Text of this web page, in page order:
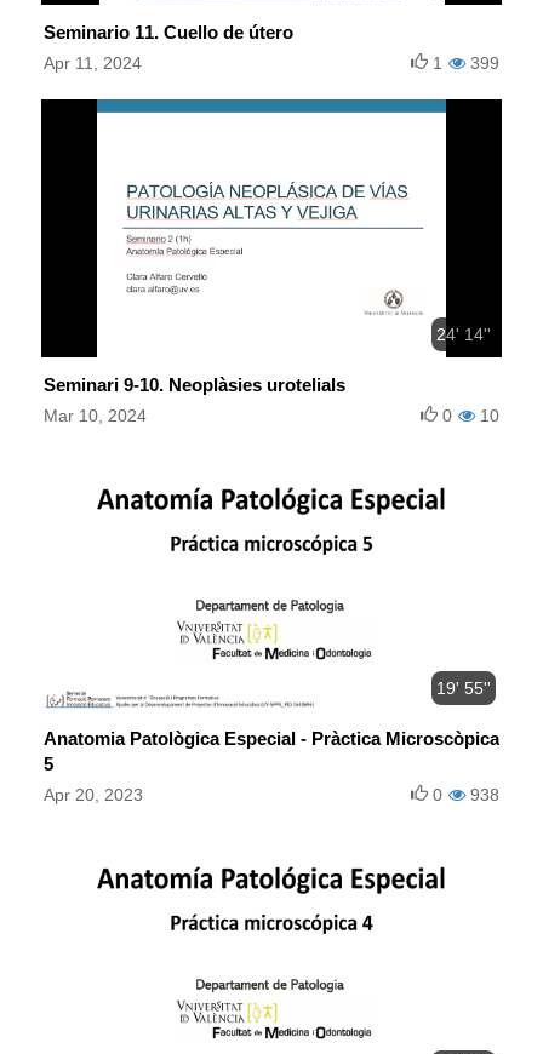
Seminario 11. Cuello de útero
Apr 11, 2024 399
1
24' 14''
Seminari 9-10. Neoplàsies urotelials
Mar 10, 2024 10
0
19' 55''
Anatomia Patològica Especial - Pràctica Microscòpica
5
Apr 20, 2023 938
0